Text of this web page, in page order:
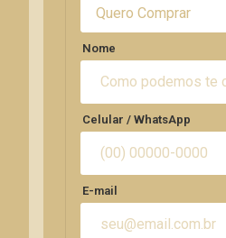
Quero Comprar
Nome
Celular / WhatsApp
E-mail